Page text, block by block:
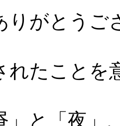
りがとうご
れたことを
」と「夜」